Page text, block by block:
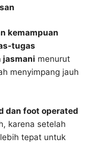
kemampuan
tugas
jasmani menurut
menyimpang jauh
dan foot operated
karena setelah
tepat untuk